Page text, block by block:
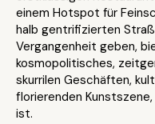
einem Hotspot für
halb gentrifizierten
Vergangenheit geben,
kosmopolitisches,
skurrilen Geschäften,
florierenden
ist.